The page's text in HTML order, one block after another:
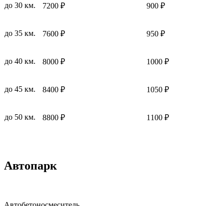
до 30 км. 7200 ₽ 900 ₽
до 35 км. 7600 ₽ 950 ₽
до 40 км. 8000 ₽ 1000 ₽
до 45 км. 8400 ₽ 1050 ₽
до 50 км. 8800 ₽ 1100 ₽
Автопарк